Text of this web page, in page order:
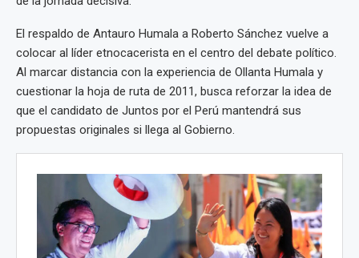
El respaldo de Antauro Humala a Roberto Sánchez vuelve a
colocar al líder etnocacerista en el centro del debate político.
Al marcar distancia con la experiencia de Ollanta Humala y
cuestionar la hoja de ruta de 2011, busca reforzar la idea de
que el candidato de Juntos por el Perú mantendrá sus
propuestas originales si llega al Gobierno.